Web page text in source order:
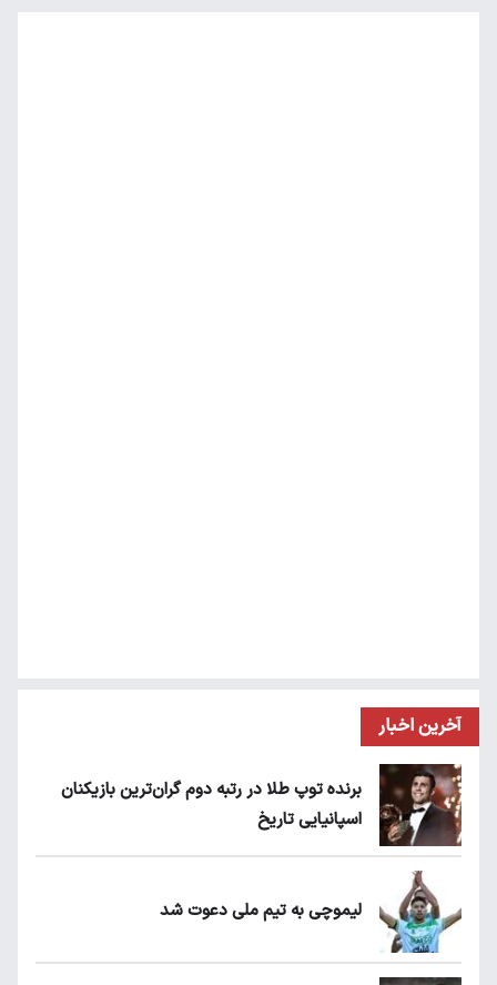
آخرین اخبار
برنده توپ طلا در رتبه دوم گران‌ترین بازیکنان
اسپانیایی تاریخ
لیموچی به تیم ملی دعوت شد